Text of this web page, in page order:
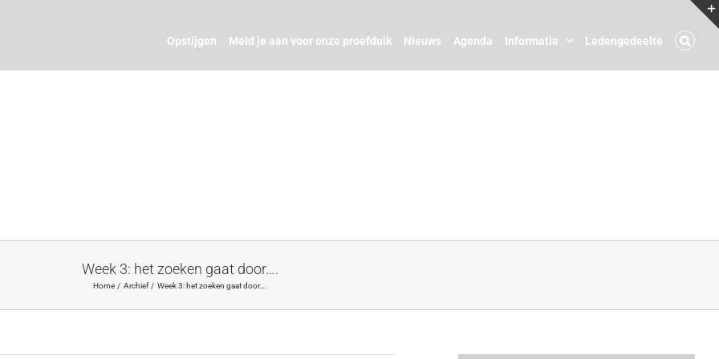
Opstijgen Meld je aan voor onze proefduik Nieuws Agenda Informatie Ledengedeelte
Week 3: het zoeken gaat door….
Home Archief Week 3: het zoeken gaat door….